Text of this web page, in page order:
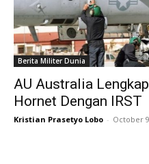
Berita Militer Dunia
AU Australia
Hornet Dengan IRST
Kristian Prasetyo Lobo - October